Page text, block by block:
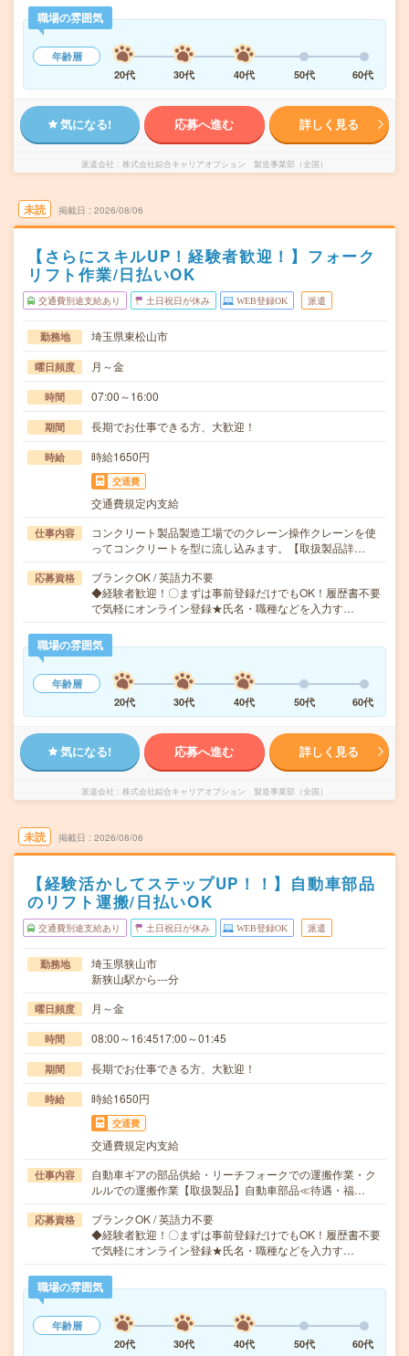
職場の雰囲気
年齢層
20代
30代 40代 50代 60代
気になる! 応募へ進む 詳しく見る
派遣会社 株式会社綜合キャリアオプション 製造事業部（全国）
未読 掲載日 2026/08/06
【さらにスキルUP！経験者歓迎！】フォーク
リフト作業/日払いOK
交通費別途支給あり 土日祝日が休み WEB登録OK 派遣
勤務地 埼玉県東松山市
曜日頻度 月～金
時間 07:00～16:00
期間 長期でお仕事できる方、大歓迎！
時給 時給1650円
交通費
交通費規定内支給
仕事内容
コンクリート製品製造工場でのクレーン操作クレーンを使
ってコンクリートを型に流し込みます。【取扱製品詳…
応募資格
ブランクOK / 英語力不要
◆経験者歓迎！〇まずは事前登録だけでもOK！履歴書不要
で気軽にオンライン登録★氏名・職種などを入力す…
職場の雰囲気
年齢層
20代
30代 40代 50代 60代
気になる! 応募へ進む 詳しく見る
派遣会社 株式会社綜合キャリアオプション 製造事業部（全国）
未読 掲載日 2026/08/06
【経験活かしてステップUP！！】自動車部品
のリフト運搬/日払いOK
交通費別途支給あり 土日祝日が休み WEB登録OK 派遣
勤務地
埼玉県狭山市
新狭山駅から---分
曜日頻度 月～金
時間 08:00～16:4517:00～01:45
期間 長期でお仕事できる方、大歓迎！
時給 時給1650円
交通費
交通費規定内支給
仕事内容
自動車ギアの部品供給・リーチフォークでの運搬作業・ク
ルルでの運搬作業【取扱製品】自動車部品≪待遇・福…
応募資格
ブランクOK / 英語力不要
◆経験者歓迎！〇まずは事前登録だけでもOK！履歴書不要
で気軽にオンライン登録★氏名・職種などを入力す…
職場の雰囲気
年齢層
20代
30代 40代 50代 60代